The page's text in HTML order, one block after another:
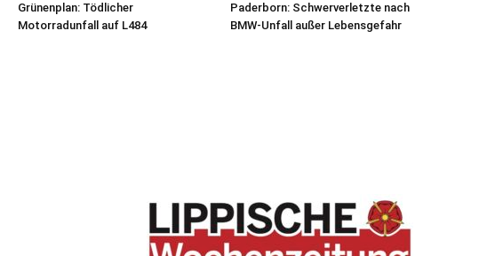
Grünenplan: Tödlicher
Motorradunfall auf L484
Paderborn: Schwerverletzte nach
BMW-Unfall außer Lebensgefahr